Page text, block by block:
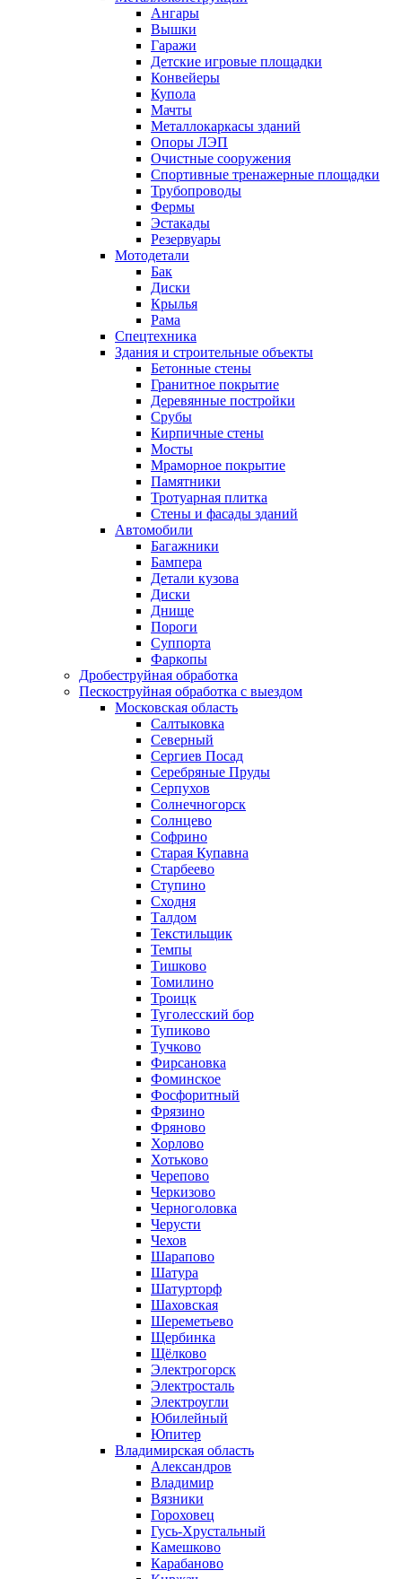
Ангары
Вышки
Гаражи
Детские игровые площадки
Конвейеры
Купола
Мачты
Металлокаркасы зданий
Опоры ЛЭП
Очистные сооружения
Спортивные тренажерные площадки
Трубопроводы
Фермы
Эстакады
Резервуары
Мотодетали
Бак
Диски
Крылья
Рама
Спецтехника
Здания и строительные объекты
Бетонные стены
Гранитное покрытие
Деревянные постройки
Срубы
Кирпичные стены
Мосты
Мраморное покрытие
Памятники
Тротуарная плитка
Стены и фасады зданий
Автомобили
Багажники
Бампера
Детали кузова
Диски
Днище
Пороги
Суппорта
Фаркопы
Дробеструйная обработка
Пескоструйная обработка с выездом
Московская область
Салтыковка
Северный
Сергиев Посад
Серебряные Пруды
Серпухов
Солнечногорск
Солнцево
Софрино
Старая Купавна
Старбеево
Ступино
Сходня
Талдом
Текстильщик
Темпы
Тишково
Томилино
Троицк
Туголесский бор
Тупиково
Тучково
Фирсановка
Фоминское
Фосфоритный
Фрязино
Фряново
Хорлово
Хотьково
Черепово
Черкизово
Черноголовка
Черусти
Чехов
Шарапово
Шатура
Шатурторф
Шаховская
Шереметьево
Щербинка
Щёлково
Электрогорск
Электросталь
Электроугли
Юбилейный
Юпитер
Владимирская область
Александров
Владимир
Вязники
Гороховец
Гусь-Хрустальный
Камешково
Карабаново